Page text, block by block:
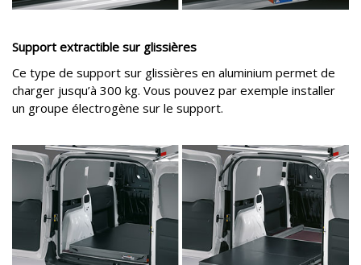
Support extractible sur glissières
Ce type de support sur glissières en aluminium permet de
charger jusqu’à 300 kg. Vous pouvez par exemple installer
un groupe électrogène sur le support.